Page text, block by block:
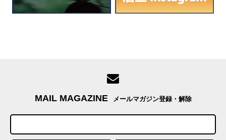
MAIL MAGAZINE メールマガジン登録・解除